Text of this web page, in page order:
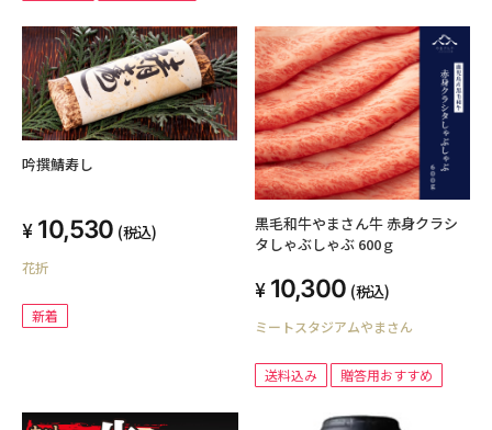
吟撰鯖寿し
10,530 (税込)
花折
新着
黒毛和牛やまさん牛 赤身クラシ
タしゃぶしゃぶ 600ｇ
10,300 (税込)
ミートスタジアムやまさん
送料込み 贈答用おすすめ